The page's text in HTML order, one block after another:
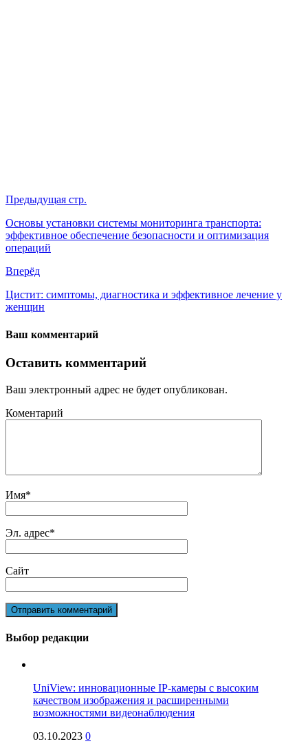
Предыдущая стр.
Основы установки системы мониторинга транспорта:
эффективное обеспечение безопасности и оптимизация
операций
Вперёд
Цистит: симптомы, диагностика и эффективное лечение у
женщин
Ваш комментарий
Оставить комментарий
Ваш электронный адрес не будет опубликован.
Коментарий
Имя*
Эл. адрес*
Сайт
Выбор редакции
UniView: инновационные IP-камеры с высоким
качеством изображения и расширенными
возможностями видеонаблюдения
03.10.2023 0